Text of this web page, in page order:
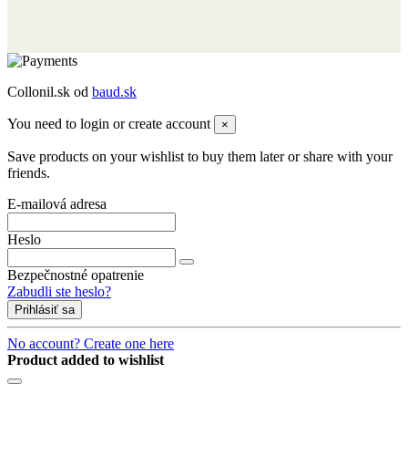
Collonil.sk od baud.sk
You need to login or create account ×
Save products on your wishlist to buy them later or share with your
friends.
E-mailová adresa
Heslo
Bezpečnostné opatrenie
Zabudli ste heslo?
Prihlásiť sa
No account? Create one here
Product added to wishlist